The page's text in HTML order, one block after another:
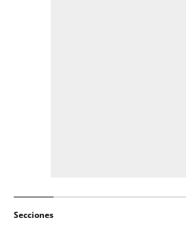
Secciones